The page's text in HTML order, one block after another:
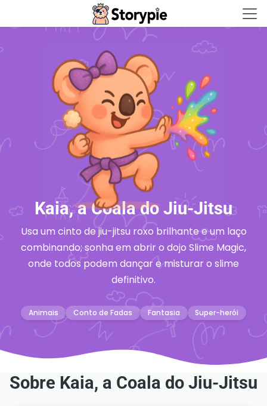
Storypie - Home
Kaia, a Coala do Jiu-Jitsu
Usa um cinto de jiu-jitsu roxo brilhante e um laço
combinando; sonha em abrir o dojo Slime Magic,
onde todos podem dançar e misturar o slime
definitivo.
Animais Conto de Fadas Fantasia Super-herói
Sobre Kaia, a Coala do Jiu-Jitsu